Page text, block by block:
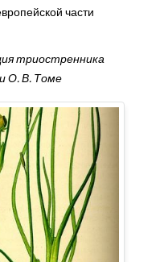
части
триостренника
О. В. Томе